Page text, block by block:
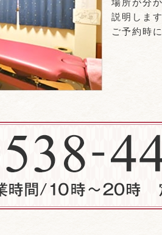
場所が分
説明しま
ご予約時